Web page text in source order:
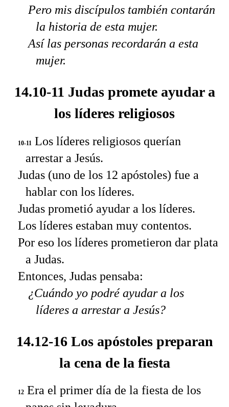
Pero mis discípulos también contarán
la historia de esta mujer.
Así las personas recordarán a esta
mujer.
14.10-11 Judas promete ayudar a
los líderes religiosos
10-11 Los líderes religiosos querían
arrestar a Jesús.
Judas (uno de los 12 apóstoles) fue a
hablar con los líderes.
Judas prometió ayudar a los líderes.
Los líderes estaban muy contentos.
Por eso los líderes prometieron dar plata
a Judas.
Entonces, Judas pensaba:
¿Cuándo yo podré ayudar a los
líderes a arrestar a Jesús?
14.12-16 Los apóstoles preparan
la cena de la fiesta
12 Era el primer día de la fiesta de los